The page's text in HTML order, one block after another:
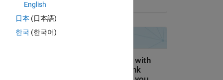
English
日本 (日本語)
한국 (한국어)